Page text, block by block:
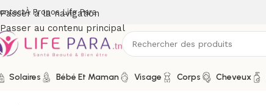
Passer à la navigation
Passer au contenu principal
À Propos Life Para
Solaires Bébé Et Maman Visage Corps Cheveux
/Boutique Bébé et maman Puériculture Biberons